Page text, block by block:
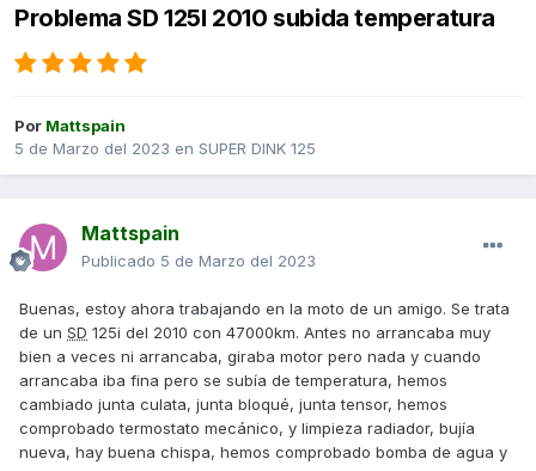
Problema SD 125I 2010 subida temperatura
Por Mattspain
5 de Marzo del 2023 en SUPER DINK 125
Mattspain
Publicado 5 de Marzo del 2023
Buenas, estoy ahora trabajando en la moto de un amigo. Se trata
de un SD 125i del 2010 con 47000km. Antes no arrancaba muy
bien a veces ni arrancaba, giraba motor pero nada y cuando
arrancaba iba fina pero se subía de temperatura, hemos
cambiado junta culata, junta bloqué, junta tensor, hemos
comprobado termostato mecánico, y limpieza radiador, bujía
nueva, hay buena chispa, hemos comprobado bomba de agua y